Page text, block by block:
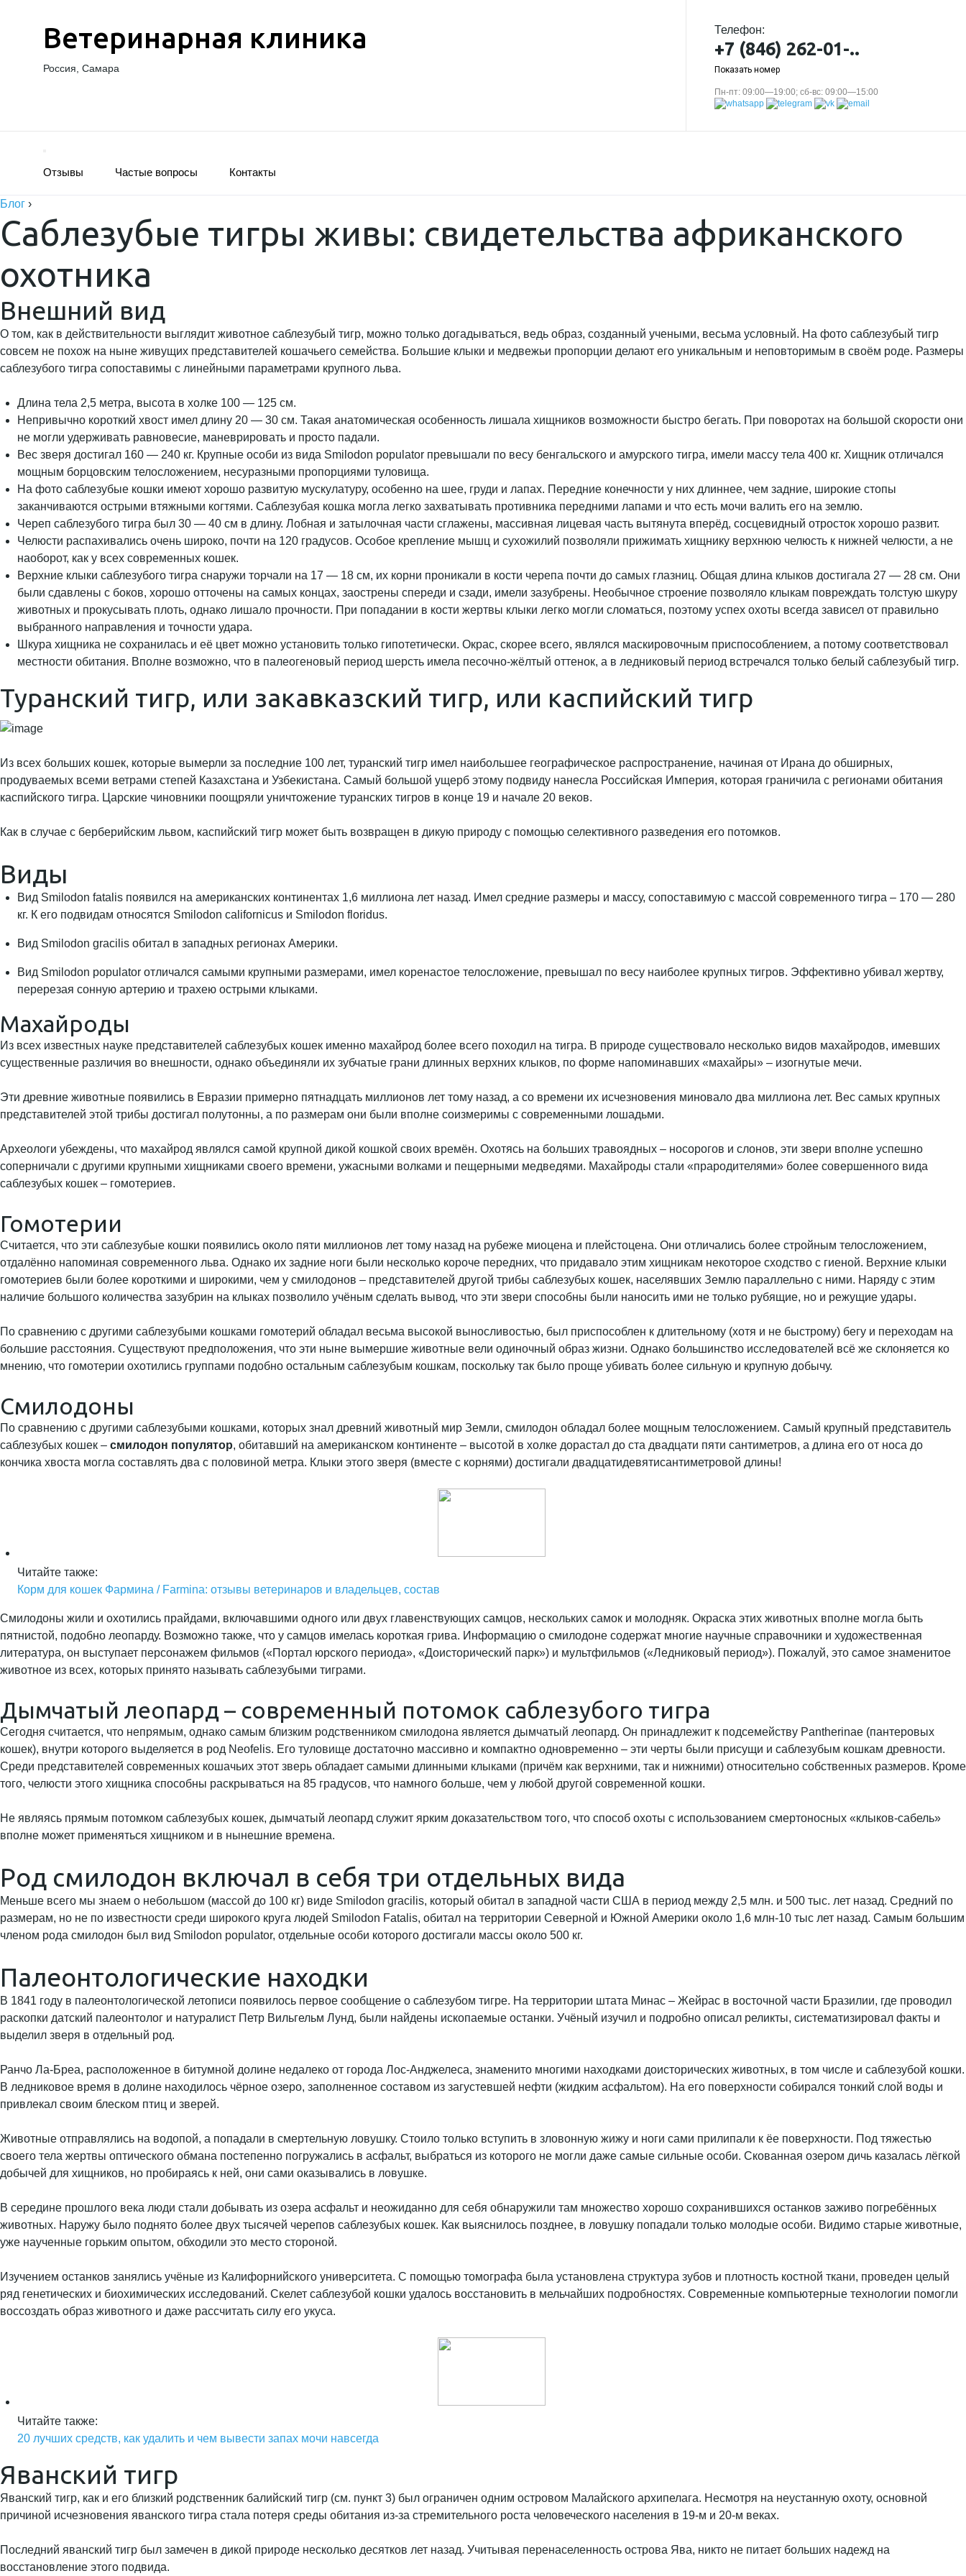
Ветеринарная клиника
Россия, Самара
Телефон:
+7 (846) 262-01-..
Показать номер
Пн-пт: 09:00—19:00; сб-вс: 09:00—15:00
Отзывы Частые вопросы Контакты
Блог ›
Саблезубые тигры живы: свидетельства африканского
охотника
Внешний вид
О том, как в действительности выглядит животное саблезубый тигр, можно только догадываться, ведь образ, созданный учеными, весьма условный. На фото саблезубый тигр
совсем не похож на ныне живущих представителей кошачьего семейства. Большие клыки и медвежьи пропорции делают его уникальным и неповторимым в своём роде. Размеры
саблезубого тигра сопоставимы с линейными параметрами крупного льва.
Длина тела 2,5 метра, высота в холке 100 — 125 см.
Непривычно короткий хвост имел длину 20 — 30 см. Такая анатомическая особенность лишала хищников возможности быстро бегать. При поворотах на большой скорости они
не могли удерживать равновесие, маневрировать и просто падали.
Вес зверя достигал 160 — 240 кг. Крупные особи из вида Smilodon populator превышали по весу бенгальского и амурского тигра, имели массу тела 400 кг. Хищник отличался
мощным борцовским телосложением, несуразными пропорциями туловища.
На фото саблезубые кошки имеют хорошо развитую мускулатуру, особенно на шее, груди и лапах. Передние конечности у них длиннее, чем задние, широкие стопы
заканчиваются острыми втяжными когтями. Саблезубая кошка могла легко захватывать противника передними лапами и что есть мочи валить его на землю.
Череп саблезубого тигра был 30 — 40 см в длину. Лобная и затылочная части сглажены, массивная лицевая часть вытянута вперёд, сосцевидный отросток хорошо развит.
Челюсти распахивались очень широко, почти на 120 градусов. Особое крепление мышц и сухожилий позволяли прижимать хищнику верхнюю челюсть к нижней челюсти, а не
наоборот, как у всех современных кошек.
Верхние клыки саблезубого тигра снаружи торчали на 17 — 18 см, их корни проникали в кости черепа почти до самых глазниц. Общая длина клыков достигала 27 — 28 см. Они
были сдавлены с боков, хорошо отточены на самых концах, заострены спереди и сзади, имели зазубрены. Необычное строение позволяло клыкам повреждать толстую шкуру
животных и прокусывать плоть, однако лишало прочности. При попадании в кости жертвы клыки легко могли сломаться, поэтому успех охоты всегда зависел от правильно
выбранного направления и точности удара.
Шкура хищника не сохранилась и её цвет можно установить только гипотетически. Окрас, скорее всего, являлся маскировочным приспособлением, а потому соответствовал
местности обитания. Вполне возможно, что в палеогеновый период шерсть имела песочно-жёлтый оттенок, а в ледниковый период встречался только белый саблезубый тигр.
Туранский тигр, или закавказский тигр, или каспийский тигр
Из всех больших кошек, которые вымерли за последние 100 лет, туранский тигр имел наибольшее географическое распространение, начиная от Ирана до обширных,
продуваемых всеми ветрами степей Казахстана и Узбекистана. Самый большой ущерб этому подвиду нанесла Российская Империя, которая граничила с регионами обитания
каспийского тигра. Царские чиновники поощряли уничтожение туранских тигров в конце 19 и начале 20 веков.
Как в случае с берберийским львом, каспийский тигр может быть возвращен в дикую природу с помощью селективного разведения его потомков.
Виды
Вид Smilodon fatalis появился на американских континентах 1,6 миллиона лет назад. Имел средние размеры и массу, сопоставимую с массой современного тигра – 170 — 280
кг. К его подвидам относятся Smilodon californicus и Smilodon floridus.
Вид Smilodon gracilis обитал в западных регионах Америки.
Вид Smilodon populator отличался самыми крупными размерами, имел коренастое телосложение, превышал по весу наиболее крупных тигров. Эффективно убивал жертву,
перерезая сонную артерию и трахею острыми клыками.
Махайроды
Из всех известных науке представителей саблезубых кошек именно махайрод более всего походил на тигра. В природе существовало несколько видов махайродов, имевших
существенные различия во внешности, однако объединяли их зубчатые грани длинных верхних клыков, по форме напоминавших «махайры» – изогнутые мечи.
Эти древние животные появились в Евразии примерно пятнадцать миллионов лет тому назад, а со времени их исчезновения миновало два миллиона лет. Вес самых крупных
представителей этой трибы достигал полутонны, а по размерам они были вполне соизмеримы с современными лошадьми.
Археологи убеждены, что махайрод являлся самой крупной дикой кошкой своих времён. Охотясь на больших травоядных – носорогов и слонов, эти звери вполне успешно
соперничали с другими крупными хищниками своего времени, ужасными волками и пещерными медведями. Махайроды стали «прародителями» более совершенного вида
саблезубых кошек – гомотериев.
Гомотерии
Считается, что эти саблезубые кошки появились около пяти миллионов лет тому назад на рубеже миоцена и плейстоцена. Они отличались более стройным телосложением,
отдалённо напоминая современного льва. Однако их задние ноги были несколько короче передних, что придавало этим хищникам некоторое сходство с гиеной. Верхние клыки
гомотериев были более короткими и широкими, чем у смилодонов – представителей другой трибы саблезубых кошек, населявших Землю параллельно с ними. Наряду с этим
наличие большого количества зазубрин на клыках позволило учёным сделать вывод, что эти звери способны были наносить ими не только рубящие, но и режущие удары.
По сравнению с другими саблезубыми кошками гомотерий обладал весьма высокой выносливостью, был приспособлен к длительному (хотя и не быстрому) бегу и переходам на
большие расстояния. Существуют предположения, что эти ныне вымершие животные вели одиночный образ жизни. Однако большинство исследователей всё же склоняется ко
мнению, что гомотерии охотились группами подобно остальным саблезубым кошкам, поскольку так было проще убивать более сильную и крупную добычу.
Смилодоны
По сравнению с другими саблезубыми кошками, которых знал древний животный мир Земли, смилодон обладал более мощным телосложением. Самый крупный представитель
саблезубых кошек – смилодон популятор, обитавший на американском континенте – высотой в холке дорастал до ста двадцати пяти сантиметров, а длина его от носа до
кончика хвоста могла составлять два с половиной метра. Клыки этого зверя (вместе с корнями) достигали двадцатидевятисантиметровой длины!
Читайте также:
Корм для кошек Фармина / Farmina: отзывы ветеринаров и владельцев, состав
Смилодоны жили и охотились прайдами, включавшими одного или двух главенствующих самцов, нескольких самок и молодняк. Окраска этих животных вполне могла быть
пятнистой, подобно леопарду. Возможно также, что у самцов имелась короткая грива. Информацию о смилодоне содержат многие научные справочники и художественная
литература, он выступает персонажем фильмов («Портал юрского периода», «Доисторический парк») и мультфильмов («Ледниковый период»). Пожалуй, это самое знаменитое
животное из всех, которых принято называть саблезубыми тиграми.
Дымчатый леопард – современный потомок саблезубого тигра
Сегодня считается, что непрямым, однако самым близким родственником смилодона является дымчатый леопард. Он принадлежит к подсемейству Pantherinae (пантеровых
кошек), внутри которого выделяется в род Neofelis. Его туловище достаточно массивно и компактно одновременно – эти черты были присущи и саблезубым кошкам древности.
Среди представителей современных кошачьих этот зверь обладает самыми длинными клыками (причём как верхними, так и нижними) относительно собственных размеров. Кроме
того, челюсти этого хищника способны раскрываться на 85 градусов, что намного больше, чем у любой другой современной кошки.
Не являясь прямым потомком саблезубых кошек, дымчатый леопард служит ярким доказательством того, что способ охоты с использованием смертоносных «клыков-сабель»
вполне может применяться хищником и в нынешние времена.
Род смилодон включал в себя три отдельных вида
Меньше всего мы знаем о небольшом (массой до 100 кг) виде Smilodon gracilis, который обитал в западной части США в период между 2,5 млн. и 500 тыс. лет назад. Средний по
размерам, но не по известности среди широкого круга людей Smilodon Fatalis, обитал на территории Северной и Южной Америки около 1,6 млн-10 тыс лет назад. Самым большим
членом рода смилодон был вид Smilodon populator, отдельные особи которого достигали массы около 500 кг.
Палеонтологические находки
В 1841 году в палеонтологической летописи появилось первое сообщение о саблезубом тигре. На территории штата Минас – Жейрас в восточной части Бразилии, где проводил
раскопки датский палеонтолог и натуралист Петр Вильгельм Лунд, были найдены ископаемые останки. Учёный изучил и подробно описал реликты, систематизировал факты и
выделил зверя в отдельный род.
Ранчо Ла-Бреа, расположенное в битумной долине недалеко от города Лос-Анджелеса, знаменито многими находками доисторических животных, в том числе и саблезубой кошки.
В ледниковое время в долине находилось чёрное озеро, заполненное составом из загустевшей нефти (жидким асфальтом). На его поверхности собирался тонкий слой воды и
привлекал своим блеском птиц и зверей.
Животные отправлялись на водопой, а попадали в смертельную ловушку. Стоило только вступить в зловонную жижу и ноги сами прилипали к ёе поверхности. Под тяжестью
своего тела жертвы оптического обмана постепенно погружались в асфальт, выбраться из которого не могли даже самые сильные особи. Скованная озером дичь казалась лёгкой
добычей для хищников, но пробираясь к ней, они сами оказывались в ловушке.
В середине прошлого века люди стали добывать из озера асфальт и неожиданно для себя обнаружили там множество хорошо сохранившихся останков заживо погребённых
животных. Наружу было поднято более двух тысячей черепов саблезубых кошек. Как выяснилось позднее, в ловушку попадали только молодые особи. Видимо старые животные,
уже наученные горьким опытом, обходили это место стороной.
Изучением останков занялись учёные из Калифорнийского университета. С помощью томографа была установлена структура зубов и плотность костной ткани, проведен целый
ряд генетических и биохимических исследований. Скелет саблезубой кошки удалось восстановить в мельчайших подробностях. Современные компьютерные технологии помогли
воссоздать образ животного и даже рассчитать силу его укуса.
Читайте также:
20 лучших средств, как удалить и чем вывести запах мочи навсегда
Яванский тигр
Яванский тигр, как и его близкий родственник балийский тигр (см. пункт 3) был ограничен одним островом Малайского архипелага. Несмотря на неустанную охоту, основной
причиной исчезновения яванского тигра стала потеря среды обитания из-за стремительного роста человеческого населения в 19-м и 20-м веках.
Последний яванский тигр был замечен в дикой природе несколько десятков лет назад. Учитывая перенаселенность острова Ява, никто не питает больших надежд на
восстановление этого подвида.